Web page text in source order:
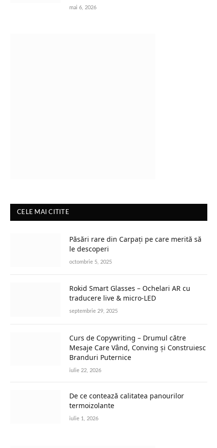
mai 6, 2026
CELE MAI CITITE
Păsări rare din Carpați pe care merită să
le descoperi
octombrie 5, 2025
Rokid Smart Glasses – Ochelari AR cu
traducere live & micro-LED
septembrie 29, 2025
Curs de Copywriting – Drumul către
Mesaje Care Vând, Conving și Construiesc
Branduri Puternice
iulie 22, 2026
De ce contează calitatea panourilor
termoizolante
iulie 1, 2026